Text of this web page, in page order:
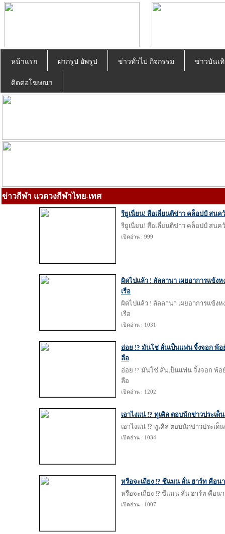
หน้าแรก ฝากรูป อัพรูป ข่าวทั่วไป กิจกรรม ข่าวบันเ
ติดต่อโฆษณา
ข่าวกีฬา แวดวงกีฬาไทย-เทศ
รียูเนี่ยน! สื่อเลี่ยนตีข่าว คล็อปป์ สนค
รียูเนี่ยน! สื่อเลี่ยนตีข่าว คล็อปป์ สนค
เปิดอ่าน : 999
ผิดไปแล้ว ! ​ลัลลานา เผยอาการแข้ง
เรือ
ผิดไปแล้ว ! ​ลัลลานา เผยอาการแข้ง
เรือ
เปิดอ่าน : 1031
อ่อย !? มันโช่ ลั่นเป็นแฟน จิ้งจอก พ้
ลือ
อ่อย !? มันโช่ ลั่นเป็นแฟน จิ้งจอก พ้
ลือ
เปิดอ่าน : 1202
เอาไงแน่ !? ทูเคิล ตอบนักข่าวประเ
เอาไงแน่ !? ทูเคิล ตอบนักข่าวประเ
เปิดอ่าน : 1034
หรือจะเถียง !? ซีแมน ลั่น ฮาร์ท คือน
หรือจะเถียง !? ซีแมน ลั่น ฮาร์ท คือน
เปิดอ่าน : 1007